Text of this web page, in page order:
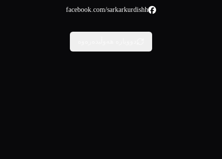
facebook.com/sarkarkurdishh